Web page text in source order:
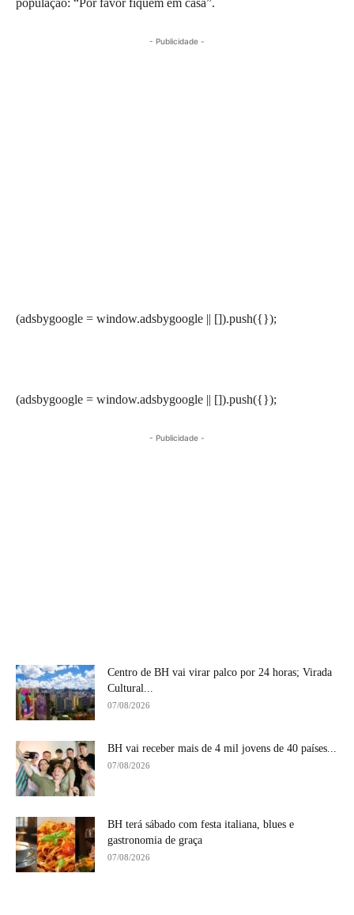
população: “Por favor fiquem em casa”.
- Publicidade -
(adsbygoogle = window.adsbygoogle || []).push({});
(adsbygoogle = window.adsbygoogle || []).push({});
- Publicidade -
Centro de BH vai virar palco por 24 horas; Virada
Cultural...
07/08/2026
BH vai receber mais de 4 mil jovens de 40 países...
07/08/2026
BH terá sábado com festa italiana, blues e
gastronomia de graça
07/08/2026